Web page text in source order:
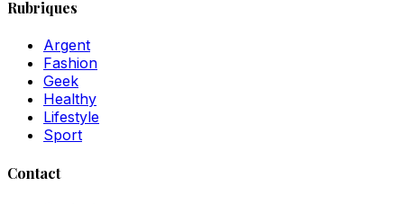
Rubriques
Argent
Fashion
Geek
Healthy
Lifestyle
Sport
Contact